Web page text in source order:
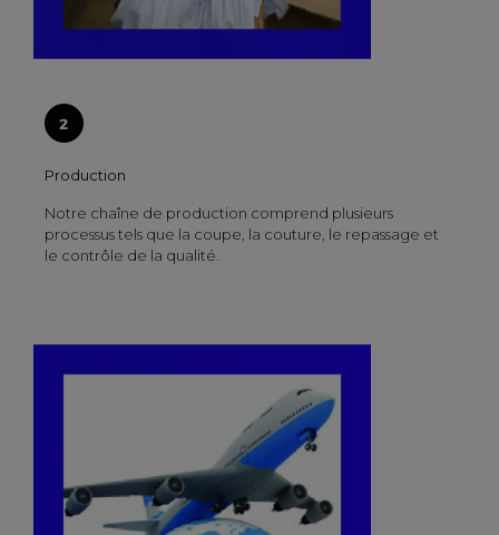
Production
Notre chaîne de production comprend plusieurs
processus tels que la coupe, la couture, le repassage et
le contrôle de la qualité.